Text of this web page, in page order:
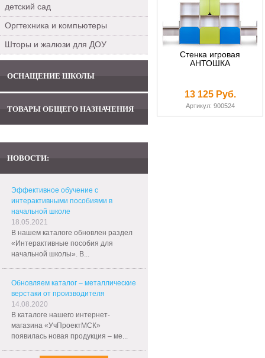
детский сад
Оргтехника и компьютеры
Шторы и жалюзи для ДОУ
ОСНАЩЕНИЕ ШКОЛЫ
ТОВАРЫ ОБЩЕГО НАЗНАЧЕНИЯ
НОВОСТИ:
Эффективное обучение с
интерактивными пособиями в
начальной школе
18.05.2021
В нашем каталоге обновлен раздел
«Интерактивные пособия для
начальной школы». В...
Обновляем каталог – металлические
верстаки от производителя
14.08.2020
В каталоге нашего интернет-
магазина «УчПроектМСК»
появилась новая продукция – ме...
Стенка игровая
АНТОШКА
13 125 Руб.
Артикул: 900524